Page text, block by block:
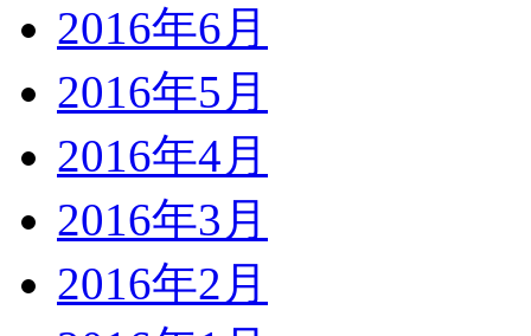
2016年6月
2016年5月
2016年4月
2016年3月
2016年2月